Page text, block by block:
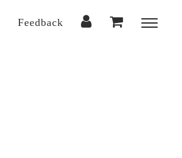
Feedback